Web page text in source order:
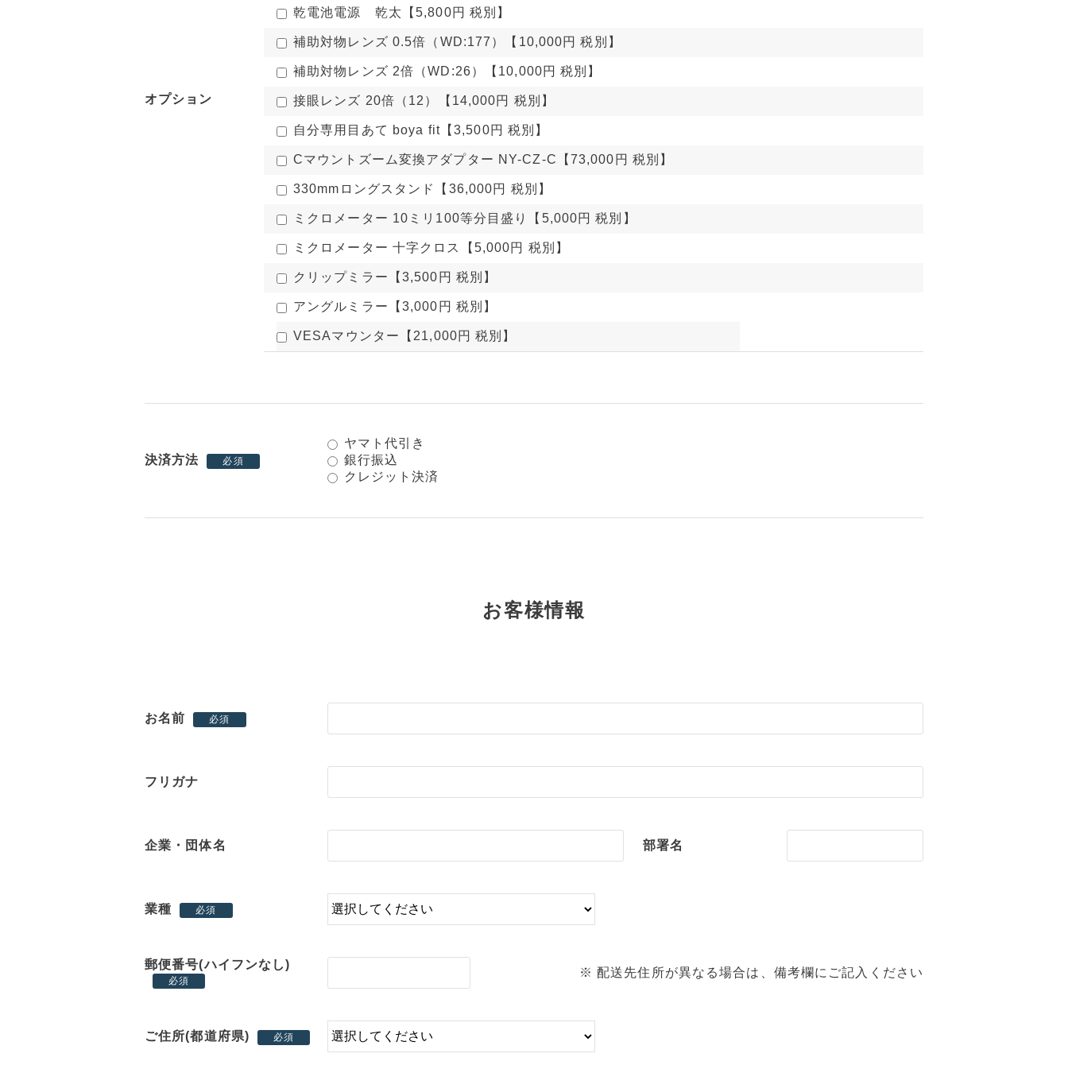
オプション
乾電池電源 乾太【5,800円 税別】
補助対物レンズ 0.5倍（WD:177）【10,000円 税別】
補助対物レンズ 2倍（WD:26）【10,000円 税別】
接眼レンズ 20倍（12）【14,000円 税別】
自分専用目あて boya fit【3,500円 税別】
Cマウントズーム変換アダプター NY-CZ-C【73,000円 税別】
330mmロングスタンド【36,000円 税別】
ミクロメーター 10ミリ100等分目盛り【5,000円 税別】
ミクロメーター 十字クロス【5,000円 税別】
クリップミラー【3,500円 税別】
アングルミラー【3,000円 税別】
VESAマウンター【21,000円 税別】
決済方法 必須
ヤマト代引き
銀行振込
クレジット決済
お客様情報
お名前 必須
フリガナ
企業・団体名 部署名
業種 必須
郵便番号(ハイフンなし)
必須
※ 配送先住所が異なる場合は、備考欄にご記入ください
ご住所(都道府県) 必須